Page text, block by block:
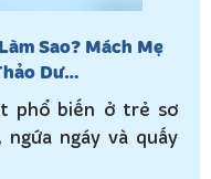
Sao? Mách Mẹ
Dư…
phổ biến ở trẻ sơ
ngáy và quấy